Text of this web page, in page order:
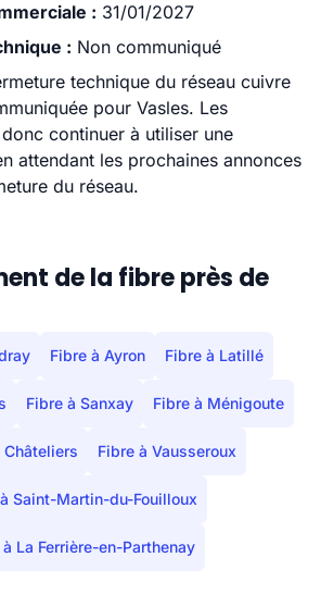
: 31/01/2027
: Non communiqué
technique du réseau cuivre
pour Vasles. Les
continuer à utiliser une
attendant les prochaines annonces
du réseau.
de la fibre près de
Fibre à Ayron Fibre à Latillé
Fibre à Sanxay Fibre à Ménigoute
Châteliers Fibre à Vausseroux
Saint-Martin-du-Fouilloux
à La Ferrière-en-Parthenay